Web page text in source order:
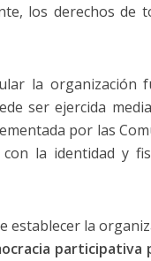
los derechos de
la organización
ser ejercida
por las
con la identidad y
establecer la
participativa